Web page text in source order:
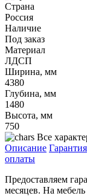
Страна
Россия
Наличие
Под заказ
Материал
ЛДСП
Ширина, мм
4380
Глубина, мм
1480
Высота, мм
750
Все
Описание Гарантия
оплаты
Предоставляем
месяцев. На